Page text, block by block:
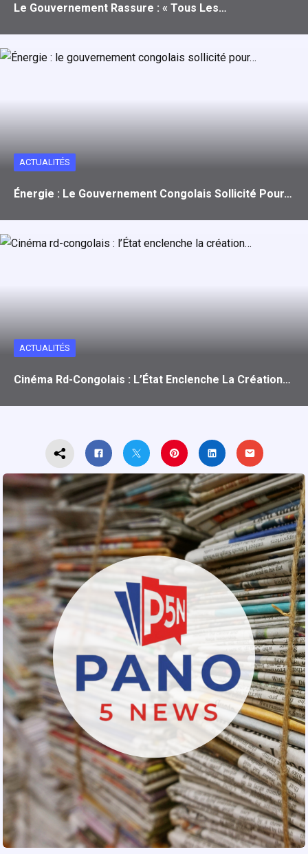
Le Gouvernement Rassure : « Tous Les…
ACTUALITÉS
Énergie : Le Gouvernement Congolais Sollicité Pour…
ACTUALITÉS
Cinéma Rd-Congolais : L’État Enclenche La Création…